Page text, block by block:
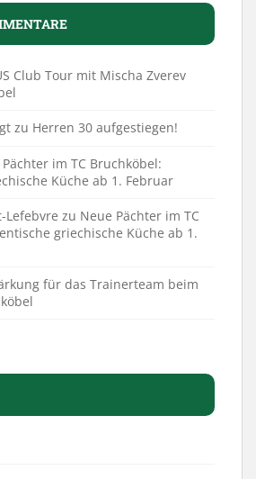
Club Tour mit Mischa Zverev
zu Herren 30 aufgestiegen!
im TC Bruchköbel:
Küche ab 1. Februar
Lefebvre zu Neue Pächter im TC
griechische Küche ab 1.
für das Trainerteam beim